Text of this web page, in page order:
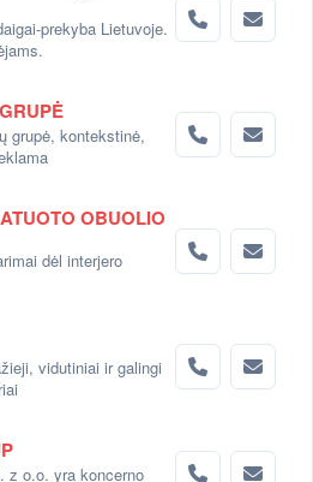
prekyba Lietuvoje.
grupė, kontekstinė,
OBUOLIO
dėl interjero
vidutiniai ir galingi
z o.o. yra koncerno